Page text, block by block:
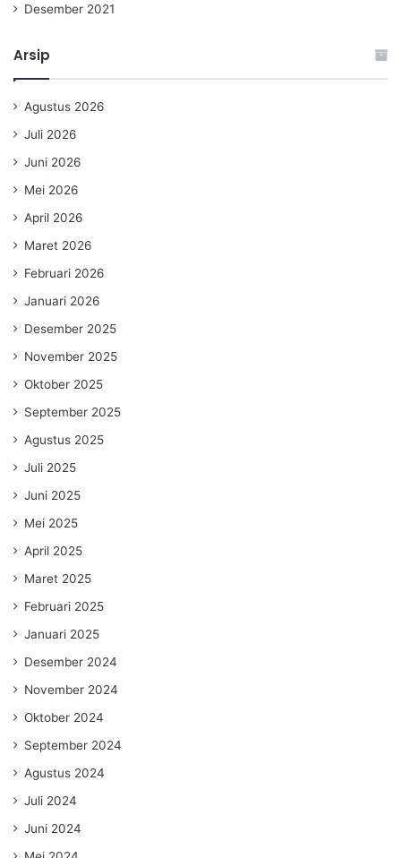
Desember 2021
Arsip
Agustus 2026
Juli 2026
Juni 2026
Mei 2026
April 2026
Maret 2026
Februari 2026
Januari 2026
Desember 2025
November 2025
Oktober 2025
September 2025
Agustus 2025
Juli 2025
Juni 2025
Mei 2025
April 2025
Maret 2025
Februari 2025
Januari 2025
Desember 2024
November 2024
Oktober 2024
September 2024
Agustus 2024
Juli 2024
Juni 2024